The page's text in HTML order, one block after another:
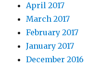
April 2017
March 2017
February 2017
January 2017
December 2016